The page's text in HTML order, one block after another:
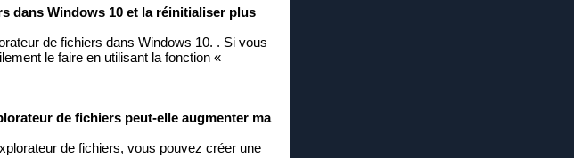
dans Windows 10 et la réinitialiser plus
de fichiers dans Windows 10. . Si vous
le faire en utilisant la fonction «
de fichiers peut-elle augmenter ma
de fichiers, vous pouvez créer une